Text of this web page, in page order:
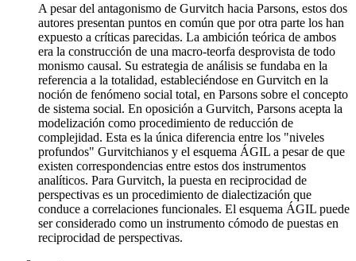
A pesar del antagonismo de Gurvitch hacia Parsons, estos dos
autores presentan puntos en común que por otra parte los han
expuesto a críticas parecidas. La ambición teórica de ambos
era la construcción de una macro-teorfa desprovista de todo
monismo causal. Su estrategia de análisis se fundaba en la
referencia a la totalidad, estableciéndose en Gurvitch en la
noción de fenómeno social total, en Parsons sobre el concepto
de sistema social. En oposición a Gurvitch, Parsons acepta la
modelización como procedimiento de reducción de
complejidad. Esta es la única diferencia entre los "niveles
profundos" Gurvitchianos y el esquema ÁGIL a pesar de que
existen correspondencias entre estos dos instrumentos
analíticos. Para Gurvitch, la puesta en reciprocidad de
perspectivas es un procedimiento de dialectización que
conduce a correlaciones funcionales. El esquema ÁGIL puede
ser considerado como un instrumento cómodo de puestas en
reciprocidad de perspectivas.